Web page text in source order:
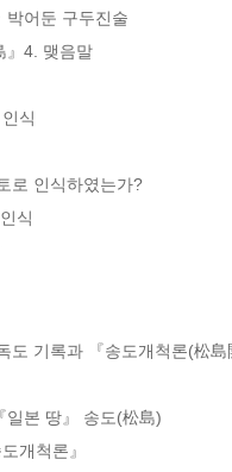
박어둔 구두진술
』4. 맺음말
식
로 인식하였는가?
식
도 기록과 『송도개척론(松島
일본 땅』 송도(松島)
개척론』